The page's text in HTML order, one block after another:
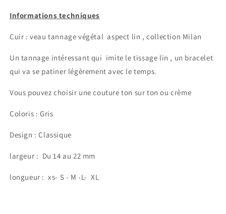
Informations techniques
Cuir : veau tannage végétal aspect lin , collection Milan
Un tannage intéressant qui imite le tissage lin , un bracelet
qui va se patiner légèrement avec le temps.
Vous pouvez choisir une couture ton sur ton ou crème
Coloris : Gris
Design : Classique
largeur : Du 14 au 22 mm
longueur : xs- S - M -L- XL